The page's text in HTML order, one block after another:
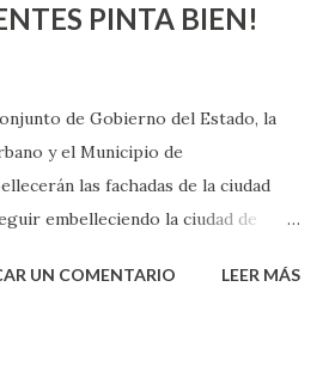
PINTA BIEN!
de Gobierno del Estado, la
y el Municipio de
las fachadas de la ciudad
embelleciendo la ciudad de
dio inicio al programa
UN COMENTARIO LEER MÁS